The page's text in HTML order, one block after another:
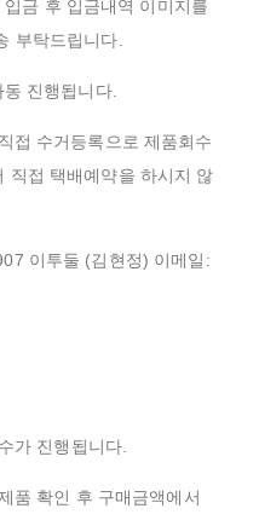
금 후 입금내역 이미지를
부탁드립니다.
진행됩니다.
접 수거등록으로 제품회수
직접 택배예약을 하시지 않
이투둘 (김현정) 이메일:
가 진행됩니다.
품 확인 후 구매금액에서